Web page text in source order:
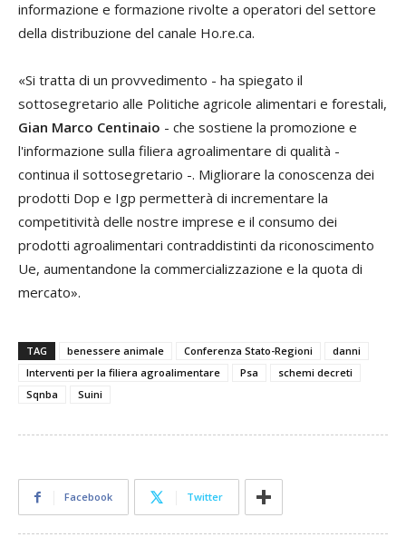
informazione e formazione rivolte a operatori del settore
della distribuzione del canale Ho.re.ca.
«Si tratta di un provvedimento - ha spiegato il
sottosegretario alle Politiche agricole alimentari e forestali,
Gian Marco Centinaio - che sostiene la promozione e
l'informazione sulla filiera agroalimentare di qualità -
continua il sottosegretario -. Migliorare la conoscenza dei
prodotti Dop e Igp permetterà di incrementare la
competitività delle nostre imprese e il consumo dei
prodotti agroalimentari contraddistinti da riconoscimento
Ue, aumentandone la commercializzazione e la quota di
mercato».
TAG benessere animale Conferenza Stato-Regioni
danni
Interventi per la filiera agroalimentare
Psa
schemi decreti
Sqnba
Suini
Facebook Twitter